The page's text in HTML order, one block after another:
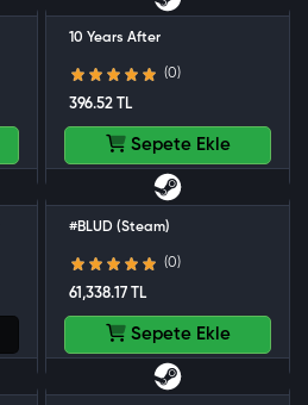
10 Years After
(0)
396.52 TL
Sepete Ekle
#BLUD (Steam)
(0)
61,338.17 TL
Sepete Ekle